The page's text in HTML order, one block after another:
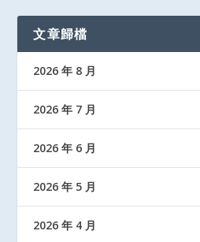
文章歸檔
2026 年 8 月
2026 年 7 月
2026 年 6 月
2026 年 5 月
2026 年 4 月